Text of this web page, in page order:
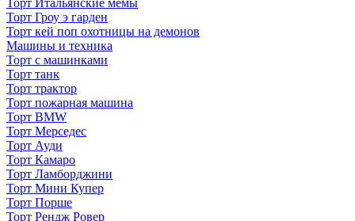
Торт Итальянские мемы
Торт Гроу э гарден
Торт кей поп охотницы на демонов
Машины и техника
Торт с машинками
Торт танк
Торт трактор
Торт пожарная машина
Торт BMW
Торт Мерседес
Торт Ауди
Торт Камаро
Торт Ламборджини
Торт Мини Купер
Торт Порше
Торт Рендж Ровер